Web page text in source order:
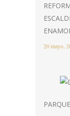
20 mayo,